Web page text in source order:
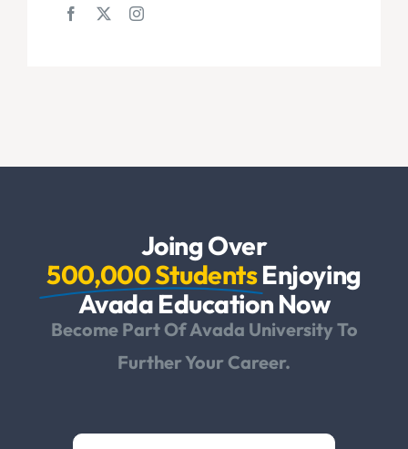
Joing Over
500,000 StudentsEnjoying
Avada Education Now
Become Part Of Avada University To
Further Your Career.